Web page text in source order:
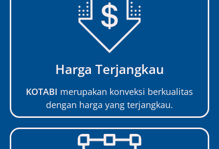
Harga Terjangkau
KOTABI merupakan konveksi berkualitas
dengan harga yang terjangkau.